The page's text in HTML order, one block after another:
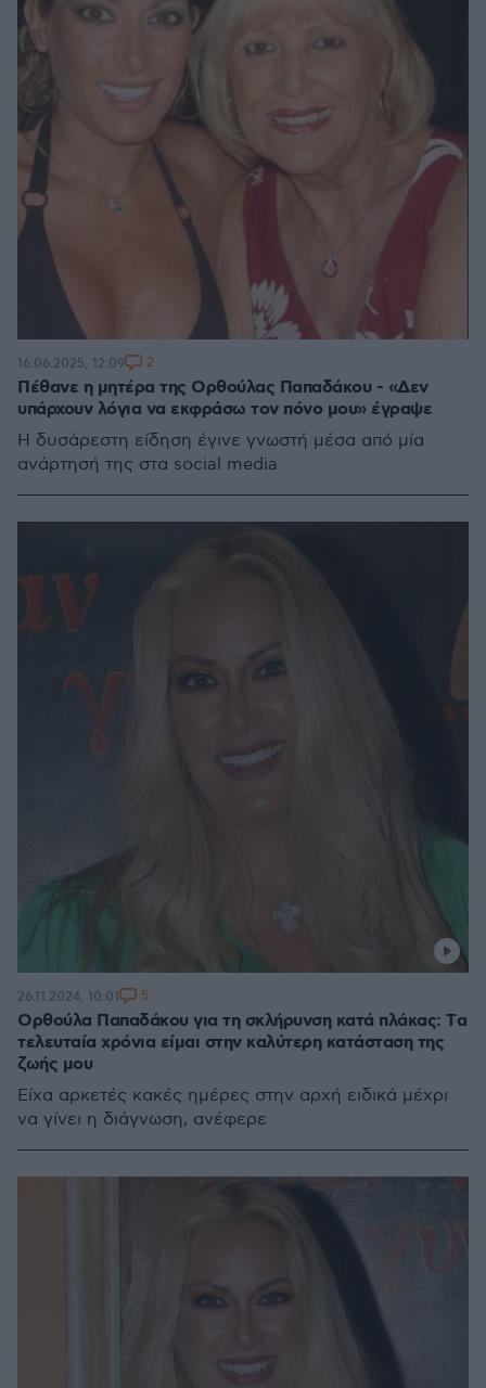
Πέθανε η μητέρα της Ορθούλας Παπαδάκου - «Δεν
υπάρχουν λόγια να εκφράσω τον πόνο μου» έγραψε
Η δυσάρεστη είδηση έγινε γνωστή μέσα από μία
ανάρτησή της στα social media
16.06.2025, 12:09 2
Ορθούλα Παπαδάκου για τη σκλήρυνση κατά πλάκας: Tα
τελευταία χρόνια είμαι στην καλύτερη κατάσταση της
ζωής μου
Είχα αρκετές κακές ημέρες στην αρχή ειδικά μέχρι
να γίνει η διάγνωση, ανέφερε
26.11.2024, 10:01 5